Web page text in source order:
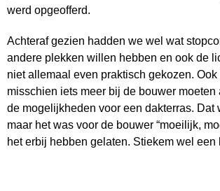
werd opgeofferd.
Achteraf gezien hadden we wel wat
andere plekken willen hebben en ook de
niet allemaal even praktisch gekozen.
misschien iets meer bij de bouwer moeten
de mogelijkheden voor een dakterras. Dat
maar het was voor de bouwer “moeilijk,
het erbij hebben gelaten. Stiekem wel een